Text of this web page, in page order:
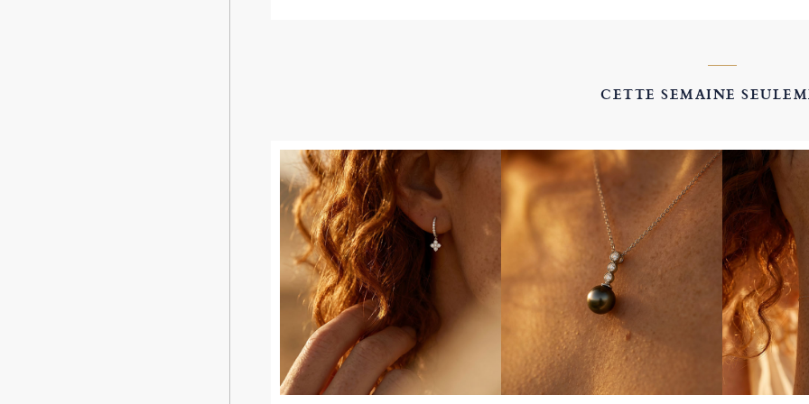
CETTE SEMAINE